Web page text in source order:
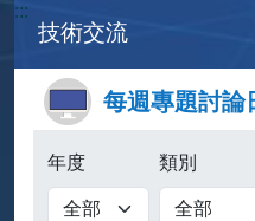
:::
技術交流
每週專題討論
年度 類別